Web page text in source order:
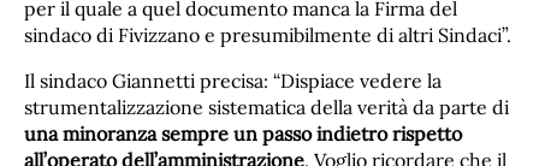
per il quale a quel documento manca la Firma del
sindaco di Fivizzano e presumibilmente di altri Sindaci”.
Il sindaco Giannetti precisa: “Dispiace vedere la
strumentalizzazione sistematica della verità da parte di
una minoranza sempre un passo indietro rispetto
all’operato dell’amministrazione. Voglio ricordare che il